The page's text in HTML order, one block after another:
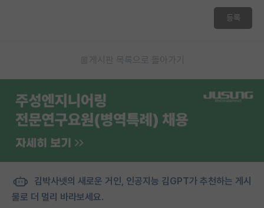
등록
게시판 목록으로 돌아가기
김박사넷의 새로운 거인, 인공지능 김GPT가 추천하는 게시
물로 더 멀리 바라보세요.